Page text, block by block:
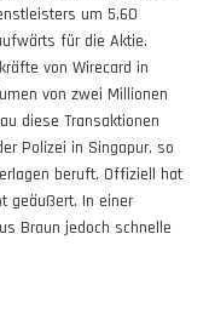
um 5,60
für die Aktie.
von Wirecard in
von zwei Millionen
diese Transaktionen
Polizei in Singapur, so
beruft. Offiziell hat
geäußert. In einer
Braun jedoch schnelle